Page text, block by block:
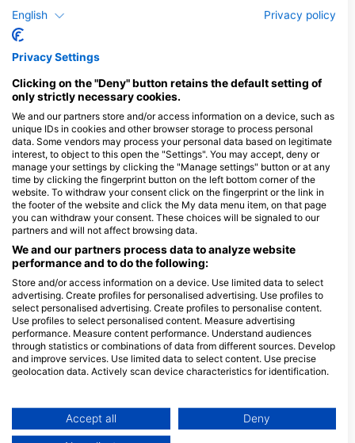
трешерами на мілині Монад, вам потрібно буде пройти
глибоке пригодницьке занурення або просунутий курс.
Також є кілька розкішних дайвінг-курортів, які пропонують
пакети послуг «занурення та проживання» за дорожчими
цінами. У цьому районі працює кілька дайвінг-сафарі,
більшість з яких охоплюють регіон Вісайя в цілому.
Дайв центри
Atlas Divers Malapascua,
Atlas Divers Philippines, Inc.
Malapascua Island, Barrio Proper,
ФІЛІПІНИ
DiverGems Diving Center
Malapascua Island, 6013
Daanbantayan, Cebu - ФІЛІПІНИ
French Kiss Divers Malapascua, French Kiss Divers Philippines
Malapascua Island, Legend,
Bounty Beach,, 6013
Daanbantayan, Cebu -
ФІЛІПІНИ
MTD Dive Shop
Malapascua Island, Logon,
6013 Daanbantayan, Cebu -
ФІЛІПІНИ
Malapascua Island, 6013
Cebu, Cebu - ФІЛІПІНИ
Malapascua Island,
North, 6013
Daanbantayan,
ФІЛІПІНИ
Malapascua Island,
Barangay Logon,
Daanbantayan,
BRGY. LOGON
MALAPASCUA,
CEBU CITY, Cebu -
English Privacy policy
Privacy Settings
Clicking on the "Deny" button retains the default setting of
only strictly necessary cookies.
We and our partners store and/or access information on a device, such as
unique IDs in cookies and other browser storage to process personal
data. Some vendors may process your personal data based on legitimate
interest, to object to this open the "Settings". You may accept, deny or
manage your settings by clicking the "Manage settings" button or at any
time by clicking the fingerprint button on the left bottom corner of the
website. To withdraw your consent click on the fingerprint or the link in
the footer of the website and click the My data menu item, on that page
you can withdraw your consent. These choices will be signaled to our
partners and will not affect browsing data.
We and our partners process data to analyze website
performance and to do the following:
Store and/or access information on a device. Use limited data to select
advertising. Create profiles for personalised advertising. Use profiles to
select personalised advertising. Create profiles to personalise content.
Use profiles to select personalised content. Measure advertising
performance. Measure content performance. Understand audiences
through statistics or combinations of data from different sources. Develop
and improve services. Use limited data to select content. Use precise
geolocation data. Actively scan device characteristics for identification.
Data may be shared outside of the European Union and send to the USA.
Your consent and the cookie policy applies solely to this website/app.
Accept all Deny